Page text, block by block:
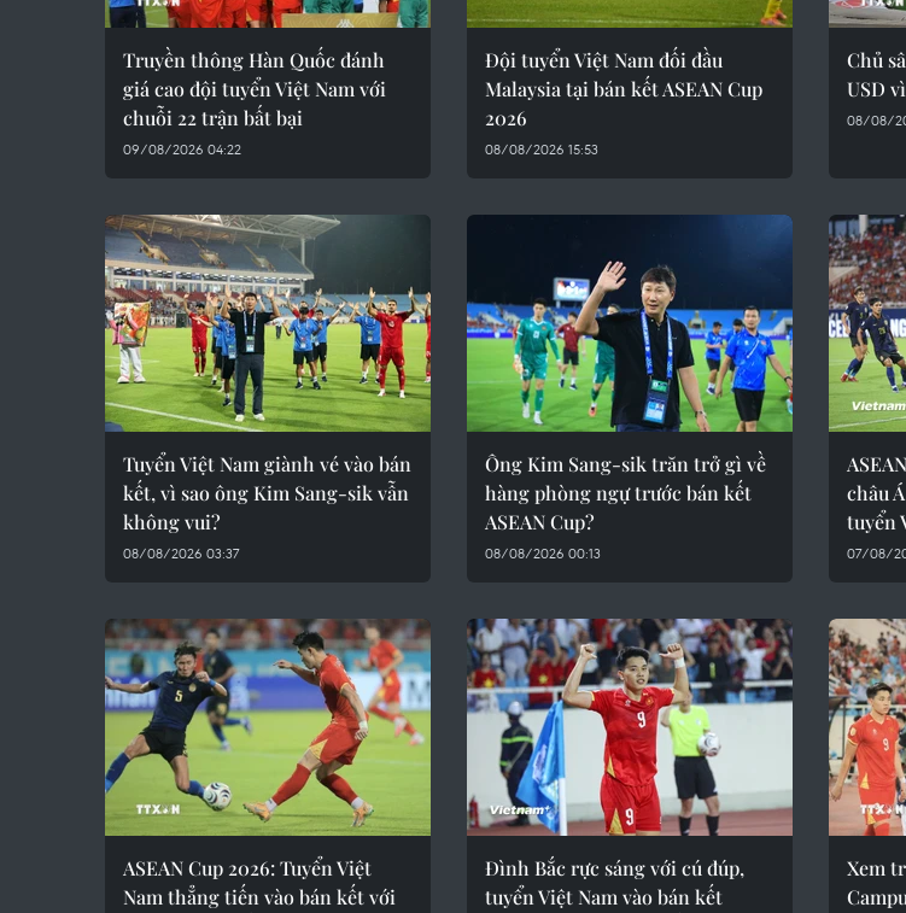
Truyền thông Hàn Quốc đánh
giá cao đội tuyển Việt Nam với
chuỗi 22 trận bất bại
09/08/2026 04:22
Đội tuyển Việt Nam đối đầu
Malaysia tại bán kết ASEAN Cup
2026
08/08/2026 15:53
Chủ
USD
08/08/
Tuyển Việt Nam giành vé vào bán
kết, vì sao ông Kim Sang-sik vẫn
không vui?
08/08/2026 03:37
Ông Kim Sang-sik trăn trở gì về
hàng phòng ngự trước bán kết
ASEAN Cup?
08/08/2026 00:13
châu
tuyển
07/08/
ASEAN Cup 2026: Tuyển Việt
Nam thẳng tiến vào bán kết với
Đình Bắc rực sáng với cú đúp,
tuyển Việt Nam vào bán kết
Xem